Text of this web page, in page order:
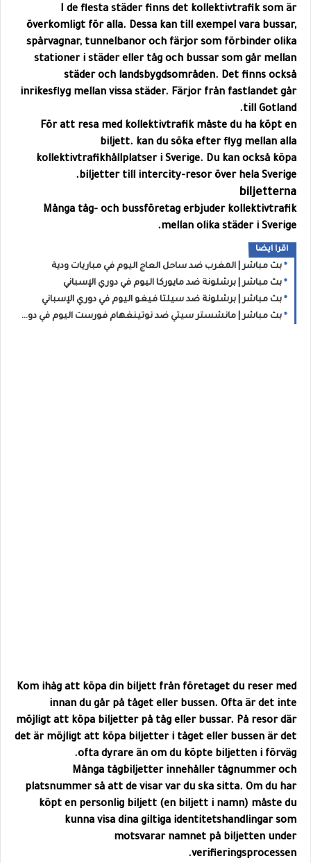
I de flesta städer finns det kollektivtrafik som är
överkomligt för alla. Dessa kan till exempel vara bussar,
spårvagnar, tunnelbanor och färjor som förbinder olika
stationer i städer eller tåg och bussar som går mellan
städer och landsbygdsområden. Det finns också
inrikesflyg mellan vissa städer. Färjor från fastlandet går
till Gotland.
För att resa med kollektivtrafik måste du ha köpt en
biljett. kan du söka efter flyg mellan alla
kollektivtrafikhållplatser i Sverige. Du kan också köpa
biljetter till intercity-resor över hela Sverige.
biljetterna
Många tåg- och bussföretag erbjuder kollektivtrafik
mellan olika städer i Sverige.
اقرا ايضا
بث مباشر | المغرب ضد ساحل العاج اليوم في مباريات ودية
بث مباشر | برشلونة ضد مايوركا اليوم في دوري الإسباني
بث مباشر | برشلونة ضد سيلتا فيغو اليوم في دوري الإسباني
بث مباشر | مانشستر سيتي ضد نوتينغهام فورست اليوم في دوري الانجليزي الممتاز
Kom ihåg att köpa din biljett från företaget du reser med
innan du går på tåget eller bussen. Ofta är det inte
möjligt att köpa biljetter på tåg eller bussar. På resor där
det är möjligt att köpa biljetter i tåget eller bussen är det
ofta dyrare än om du köpte biljetten i förväg.
Många tågbiljetter innehåller tågnummer och
platsnummer så att de visar var du ska sitta. Om du har
köpt en personlig biljett (en biljett i namn) måste du
kunna visa dina giltiga identitetshandlingar som
motsvarar namnet på biljetten under
verifieringsprocessen.